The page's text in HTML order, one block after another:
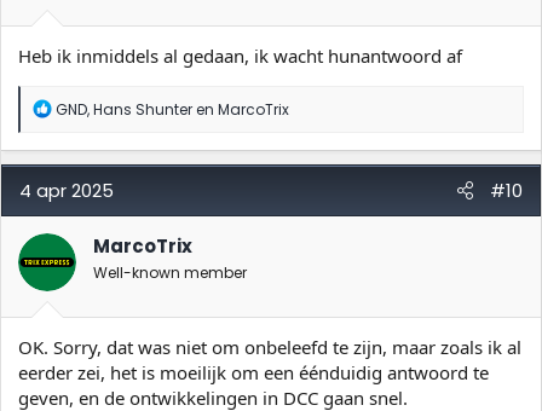
n
Heb ik inmiddels al gedaan, ik wacht hunantwoord af
W
a
r
d
e
r
i
n
g
n
:
GND,Hans Shunteren MarcoTrix
4 apr 2025 #10
MarcoTrix
Well-known member
OK. Sorry, dat was niet om onbeleefd te zijn, maar zoals ik al
eerder zei, het is moeilijk om een éénduidig antwoord te
geven, en de ontwikkelingen in DCC gaan snel.